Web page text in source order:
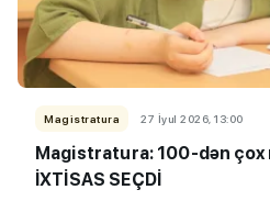
Magistratura 27 İyul 2026, 13:00
Magistratura: 100-dən çox
İXTİSAS SEÇDİ